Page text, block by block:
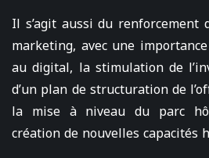
Il s’agit aussi du
marketing, avec une
au digital, la stimulation de
d’un plan de structuration de
la mise à niveau du parc
création de nouvelles capacités